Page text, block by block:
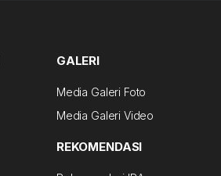
GALERI
Media Galeri Foto
Media Galeri Video
REKOMENDASI